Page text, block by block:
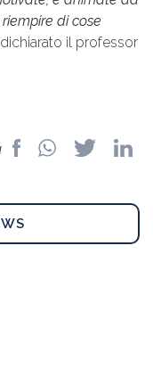
di cose
il professor